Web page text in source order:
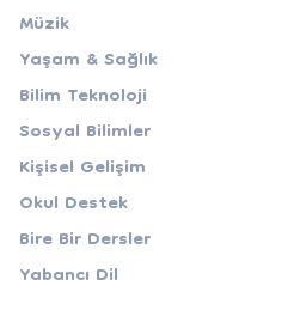
Müzik
Yaşam & Sağlık
Bilim Teknoloji
Sosyal Bilimler
Kişisel Gelişim
Okul Destek
Bire Bir Dersler
Yabancı Dil